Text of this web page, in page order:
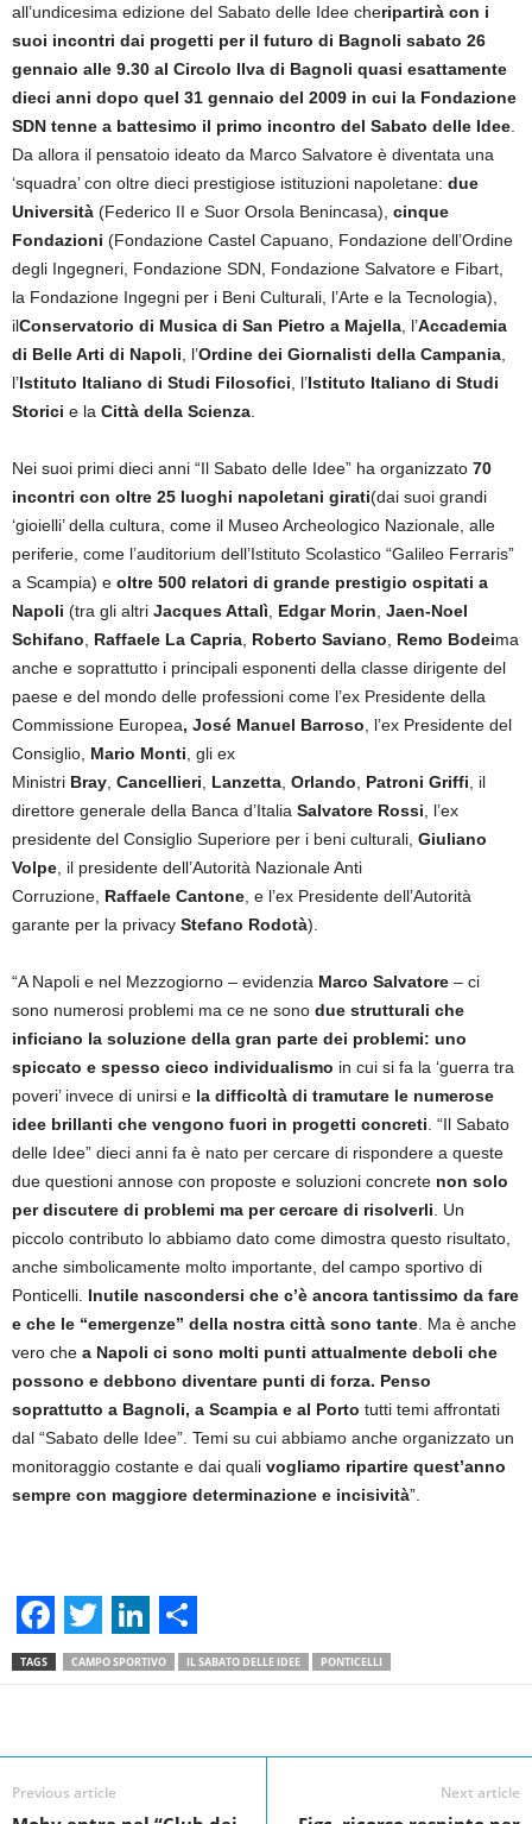
all’undicesima edizione del Sabato delle Idee cheripartirà con i
suoi incontri dai progetti per il futuro di Bagnoli sabato 26
gennaio alle 9.30 al Circolo Ilva di Bagnoli quasi esattamente
dieci anni dopo quel 31 gennaio del 2009 in cui la Fondazione
SDN tenne a battesimo il primo incontro del Sabato delle Idee
Da allora il pensatoio ideato da Marco Salvatore è diventata una
‘squadra’ con oltre dieci prestigiose istituzioni napoletane: due
Università (Federico II e Suor Orsola Benincasa), cinque
Fondazioni (Fondazione Castel Capuano, Fondazione dell’Ordine
degli Ingegneri, Fondazione SDN, Fondazione Salvatore e Fibart,
la Fondazione Ingegni per i Beni Culturali, l’Arte e la Tecnologia),
ilConservatorio di Musica di San Pietro a Majella , l’Accademia
di Belle Arti di Napoli , l’Ordine dei Giornalisti della Campania
l’Istituto Italiano di Studi Filosofici , l’Istituto Italiano di Studi
Storici e la Città della Scienza
Nei suoi primi dieci anni “Il Sabato delle Idee” ha organizzato 70
incontri con oltre 25 luoghi napoletani girati(dai suoi grandi
‘gioielli’ della cultura, come il Museo Archeologico Nazionale, alle
periferie, come l’auditorium dell’Istituto Scolastico “Galileo Ferraris”
a Scampia) e oltre 500 relatori di grande prestigio ospitati a
Napoli (tra gli altri Jacques Attalì Edgar Morin Jaen-Noel
Schifano
Raffaele La Capria Roberto Saviano Remo Bodeima
anche e soprattutto i principali esponenti della classe dirigente del
paese e del mondo delle professioni come l’ex Presidente della
Commissione Europea, José Manuel Barroso , l’ex Presidente del
Consiglio, Mario Monti , gli ex
Ministri Bray Cancellieri Lanzetta Orlando Patroni Griffi , il
direttore generale della Banca d’Italia Salvatore Rossi , l’ex
presidente del Consiglio Superiore per i beni culturali, Giuliano
Volpe , il presidente dell’Autorità Nazionale Anti
Corruzione, Raffaele Cantone , e l’ex Presidente dell’Autorità
garante per la privacy Stefano Rodotà).
“A Napoli e nel Mezzogiorno – evidenzia Marco Salvatore – ci
sono numerosi problemi ma ce ne sono due strutturali che
inficiano la soluzione della gran parte dei problemi: uno
spiccato e spesso cieco individualismo in cui si fa la ‘guerra tra
poveri’ invece di unirsi e la difficoltà di tramutare le numerose
idee brillanti che vengono fuori in progetti concreti . “Il Sabato
delle Idee” dieci anni fa è nato per cercare di rispondere a queste
due questioni annose con proposte e soluzioni concrete non solo
per discutere di problemi ma per cercare di risolverli . Un
piccolo contributo lo abbiamo dato come dimostra questo risultato,
anche simbolicamente molto importante, del campo sportivo di
Ponticelli. Inutile nascondersi che c’è ancora tantissimo da fare
e che le “emergenze” della nostra città sono tante . Ma è anche
vero che a Napoli ci sono molti punti attualmente deboli che
possono e debbono diventare punti di forza. Penso
soprattutto a Bagnoli, a Scampia e al Porto tutti temi affrontati
dal “Sabato delle Idee”. Temi su cui abbiamo anche organizzato un
monitoraggio costante e dai quali vogliamo ripartire quest’anno
sempre con maggiore determinazione e incisività”.
F
a
e
b
T
w
t
t
L
i
k
e
S
h
r
e
TAGS CAMPO SPORTIVO IL SABATO DELLE IDEE PONTICELLI
Previous article Next article